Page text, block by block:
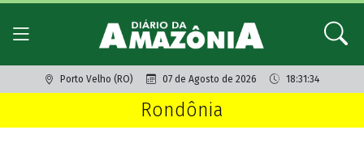
Porto Velho (RO) 07 de Agosto de 2026 18:31:34
Rondônia